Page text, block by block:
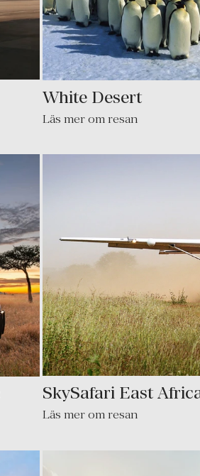
White Desert
Läs mer om resan
SkySafari East
Läs mer om resan